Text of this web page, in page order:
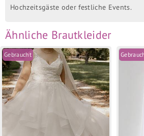
Hochzeitsgäste oder festliche Events.
Ähnliche Brautkleider
Gebraucht